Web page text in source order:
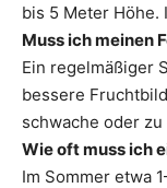
bis 5 Meter Höhe.
Muss ich meinen
Ein regelmäßiger
bessere
schwache oder
Wie oft muss ich
Im Sommer etwa